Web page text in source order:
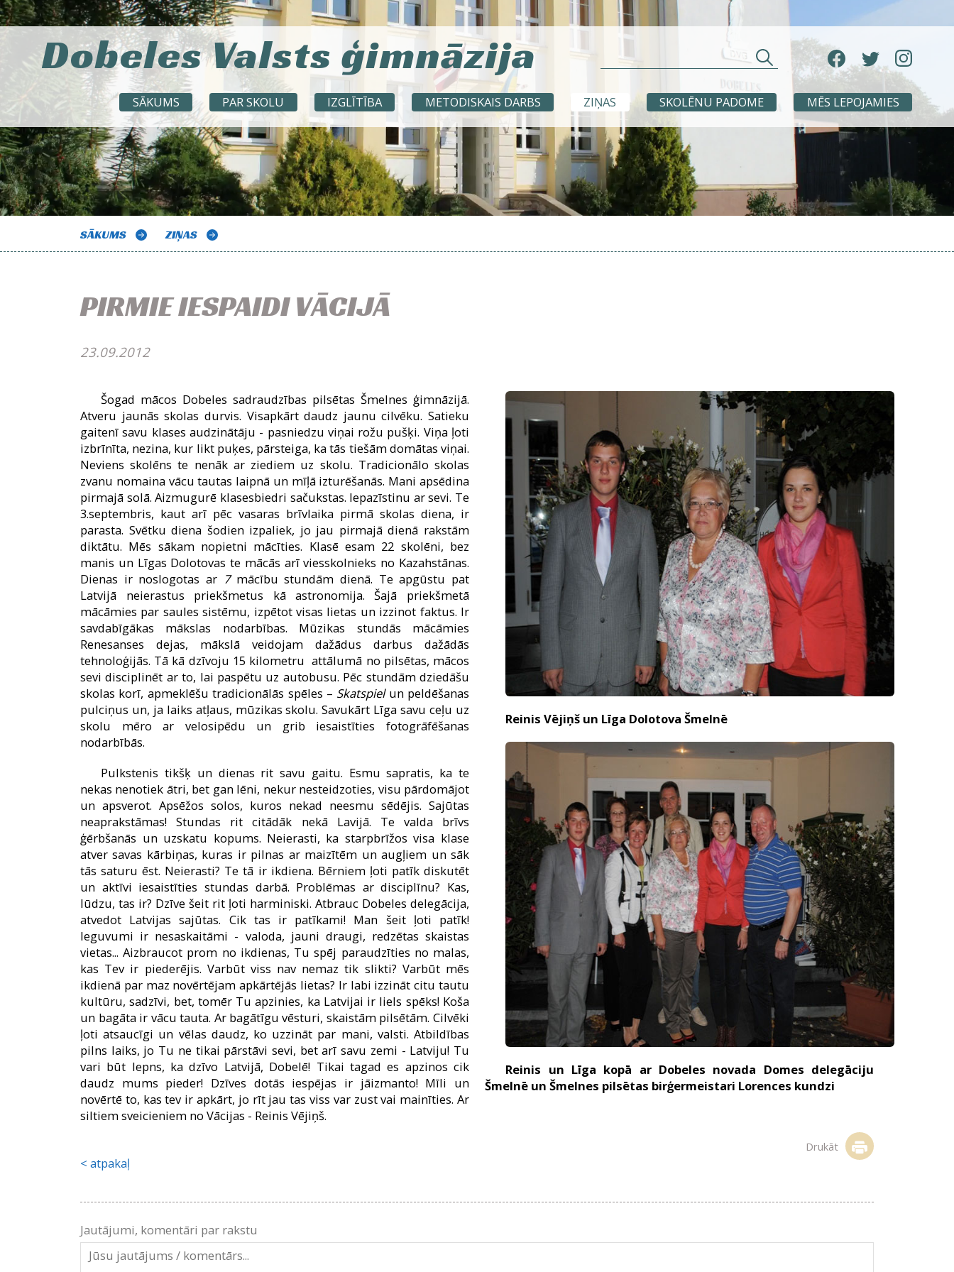
Dobeles Valsts ģimnāzija
SĀKUMS PAR SKOLU IZGLĪTĪBA METODISKAIS DARBS ZIŅAS SKOLĒNU PADOME MĒS LEPOJAMIES
SĀKUMS ZIŅAS
PIRMIE IESPAIDI VĀCIJĀ
23.09.2012
Šogad mācos Dobeles sadraudzības pilsētas Šmelnes ģimnāzijā.
Atveru jaunās skolas durvis. Visapkārt daudz jaunu cilvēku. Satieku
gaitenī savu klases audzinātāju - pasniedzu viņai rožu pušķi. Viņa ļoti
izbrīnīta, nezina, kur likt puķes, pārsteiga, ka tās tiešām domātas viņai.
Neviens skolēns te nenāk ar ziediem uz skolu. Tradicionālo skolas
zvanu nomaina vācu tautas laipnā un mīļā izturēšanās. Mani apsēdina
pirmajā solā. Aizmugurē klasesbiedri sačukstas. Iepazīstinu ar sevi. Te
3.septembris, kaut arī pēc vasaras brīvlaika pirmā skolas diena, ir
parasta. Svētku diena šodien izpaliek, jo jau pirmajā dienā rakstām
diktātu. Mēs sākam nopietni mācīties. Klasē esam 22 skolēni, bez
manis un Līgas Dolotovas te mācās arī viesskolnieks no Kazahstānas.
Dienas ir noslogotas ar 7mācību stundām dienā. Te apgūstu pat
Latvijā neierastus priekšmetus kā astronomija. Šajā priekšmetā
mācāmies par saules sistēmu, izpētot visas lietas un izzinot faktus. Ir
savdabīgākas mākslas nodarbības. Mūzikas stundās mācāmies
Renesanses dejas, mākslā veidojam dažādus darbus dažādās
tehnoloģijās. Tā kā dzīvoju 15 kilometru attālumā no pilsētas, mācos
sevi disciplinēt ar to, lai paspētu uz autobusu. Pēc stundām dziedāšu
skolas korī, apmeklēšu tradicionālās spēles – Skatspielun peldēšanas
pulciņus un, ja laiks atļaus, mūzikas skolu. Savukārt Līga savu ceļu uz
skolu mēro ar velosipēdu un grib iesaistīties fotogrāfēšanas
nodarbībās.
Pulkstenis tikšķ un dienas rit savu gaitu. Esmu sapratis, ka te
nekas nenotiek ātri, bet gan lēni, nekur nesteidzoties, visu pārdomājot
un apsverot. Apsēžos solos, kuros nekad neesmu sēdējis. Sajūtas
neaprakstāmas! Stundas rit citādāk nekā Lavijā. Te valda brīvs
ģērbšanās un uzskatu kopums. Neierasti, ka starpbrīžos visa klase
atver savas kārbiņas, kuras ir pilnas ar maizītēm un augļiem un sāk
tās saturu ēst. Neierasti? Te tā ir ikdiena. Bērniem ļoti patīk diskutēt
un aktīvi iesaistīties stundas darbā. Problēmas ar disciplīnu? Kas,
lūdzu, tas ir? Dzīve šeit rit ļoti harminiski. Atbrauc Dobeles delegācija,
atvedot Latvijas sajūtas. Cik tas ir patīkami! Man šeit ļoti patīk!
Ieguvumi ir nesaskaitāmi - valoda, jauni draugi, redzētas skaistas
vietas... Aizbraucot prom no ikdienas, Tu spēj paraudzīties no malas,
kas Tev ir piederējis. Varbūt viss nav nemaz tik slikti? Varbūt mēs
ikdienā par maz novērtējam apkārtējās lietas? Ir labi izzināt citu tautu
kultūru, sadzīvi, bet, tomēr Tu apzinies, ka Latvijai ir liels spēks! Koša
un bagāta ir vācu tauta. Ar bagātīgu vēsturi, skaistām pilsētām. Cilvēki
ļoti atsaucīgi un vēlas daudz, ko uzzināt par mani, valsti. Atbildības
pilns laiks, jo Tu ne tikai pārstāvi sevi, bet arī savu zemi - Latviju! Tu
vari būt lepns, ka dzīvo Latvijā, Dobelē! Tikai tagad es apzinos cik
daudz mums pieder! Dzīves dotās iespējas ir jāizmanto! Mīli un
novērtē to, kas tev ir apkārt, jo rīt jau tas viss var zust vai mainīties. Ar
siltiem sveicieniem no Vācijas - Reinis Vējiņš.
Reinis Vējiņš un Līga Dolotova Šmelnē
Reinis un Līga kopā ar Dobeles novada Domes delegāciju
Šmelnē un Šmelnes pilsētas birģermeistari Lorences kundzi
Drukāt
atpakaļ
Jautājumi, komentāri par rakstu